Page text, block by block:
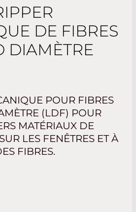
DE FIBRES
DIAMÈTRE
POUR FIBRES
(LDF) POUR
MATÉRIAUX DE
LES FENÊTRES ET À
FIBRES.